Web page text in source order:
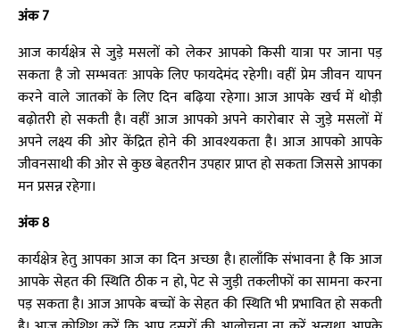
अंक 7
आज कार्यक्षेत्र से जुड़े मसलों को लेकर आपको किसी यात्रा पर जाना पड़
सकता है जो सम्भवतः आपके लिए फायदेमंद रहेगी। वहीं प्रेम जीवन यापन
करने वाले जातकों के लिए दिन बढ़िया रहेगा। आज आपके खर्च में थोड़ी
बढ़ोतरी हो सकती है। वहीं आज आपको अपने कारोबार से जुड़े मसलों में
अपने लक्ष्य की ओर केंद्रित होने की आवश्यकता है। आज आपको आपके
जीवनसाथी की ओर से कुछ बेहतरीन उपहार प्राप्त हो सकता जिससे आपका
मन प्रसन्न रहेगा।
अंक 8
कार्यक्षेत्र हेतु आपका आज का दिन अच्छा है। हालाँकि संभावना है कि आज
आपके सेहत की स्थिति ठीक न हो, पेट से जुड़ी तकलीफों का सामना करना
पड़ सकता है। आज आपके बच्चों के सेहत की स्थिति भी प्रभावित हो सकती